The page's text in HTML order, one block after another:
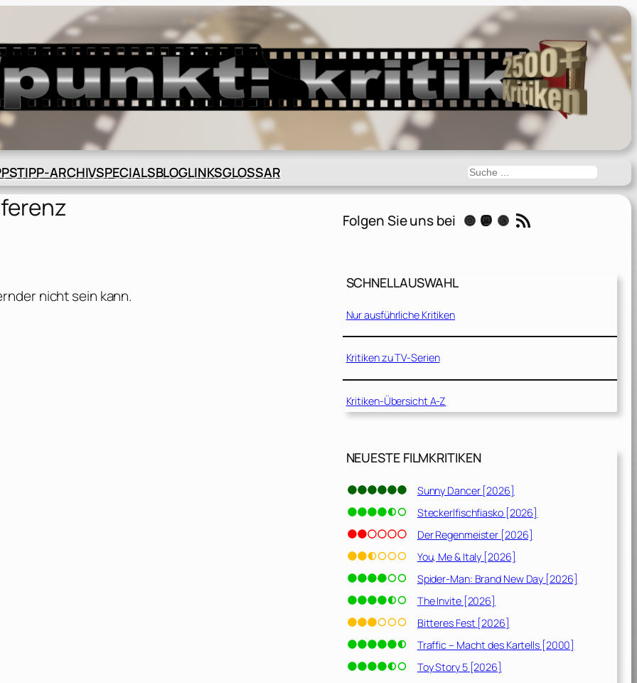
TIPP-ARCHIVSPECIALSBLOGLINKSGLOSSAR Suchen
nicht sein kann.
Folgen Sie uns bei Instagram Mastodon Threads RSS-Feed
SCHNELLAUSWAHL
Nur ausführliche Kritiken
Kritiken zu TV-Serien
Kritiken-Übersicht A-Z
NEUESTE FILMKRITIKEN
Sunny Dancer [2026]
Steckerlfischfiasko [2026]
Der Regenmeister [2026]
You, Me & Italy [2026]
Spider-Man: Brand New Day [2026]
The Invite [2026]
Bitteres Fest [2026]
Traffic – Macht des Kartells [2000]
Toy Story 5 [2026]